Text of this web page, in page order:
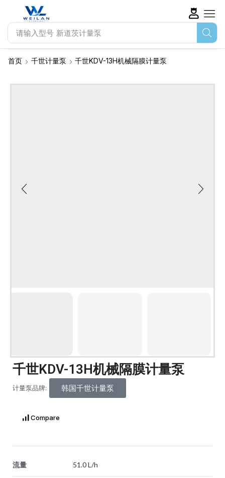
请输入型号 新道茨计量泵
首页 千世计量泵 千世KDV-13H机械隔膜计量泵
千世KDV-13H机械隔膜计量泵
计量泵品牌: 韩国千世计量泵
Compare
流量 51.0 L/h